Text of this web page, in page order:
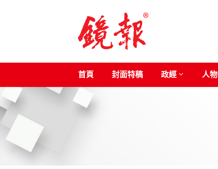
首頁 封面特稿 政經 人物